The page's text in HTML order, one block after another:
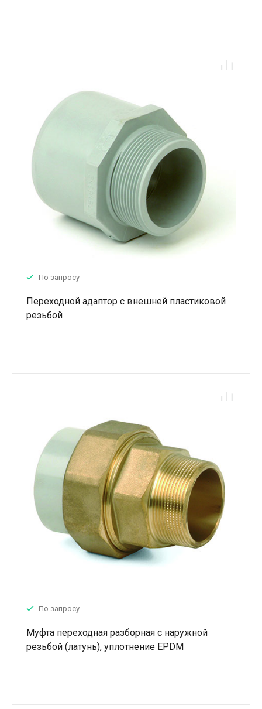
По запросу
Переходной адаптор с внешней пластиковой
резьбой
По запросу
Муфта переходная разборная с наружной
резьбой (латунь), уплотнение EPDM